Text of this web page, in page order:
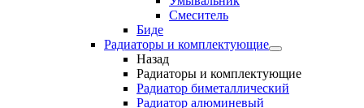
Смеситель
Биде
Радиаторы и комплектующие
Назад
Радиаторы и комплектующие
Радиатор биметаллический
Радиатор алюминевый